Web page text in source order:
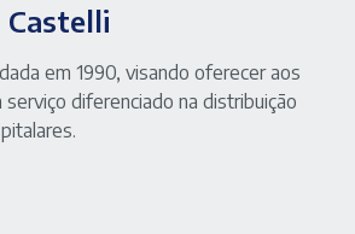
Castelli
em 1990, visando oferecer aos
diferenciado na distribuição